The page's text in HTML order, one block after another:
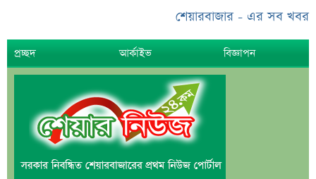
‘ভুয়া’ স্লোগানের জবাবে যা বললেন রাশেদ খান
সব সম্পত্তি গৃহপরিচারিকার নামে লিখে গেলেন জনপ্রিয়
অভিনেতা
দুবাইয়ে মাত্র ২০ মিনিটে ৭ বিস্ফোরণ
জাকারবার্গকে ৩ দিনের আলটিমেটাম ভারতের
সরকারি ওয়েবসাইটে ‘Error 503’, কারণ জানালেন
উপদেষ্টা
শেয়ারবাজার - এর সব খবর
প্রচ্ছদ আর্কাইভ বিজ্ঞাপন